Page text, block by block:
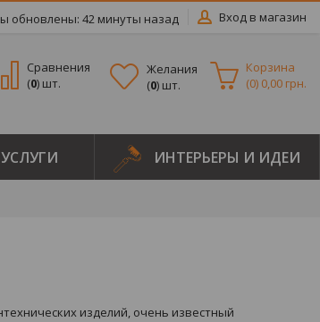
обновлены: 42 минуты назад Вход в магазин
Сравнения
(0) шт.
Желания
(0) шт.
Корзина
(0) 0,00 грн.
ИНТЕРЬЕРЫ И ИДЕИ
изделий, очень известный